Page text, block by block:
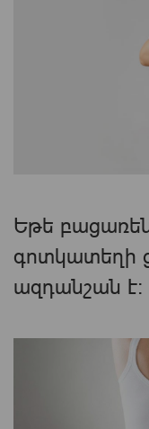
Եթե
գոտկատեղի
ազդանշան է։